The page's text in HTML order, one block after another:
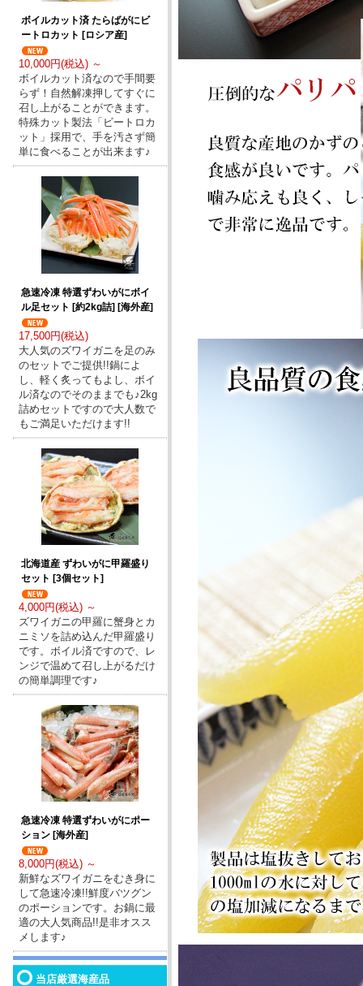
ボイルカット済 たらばがにビ
ートロカット [ロシア産]
10,000円(税込) ～
ボイルカット済なので手間要
らず！自然解凍押してすぐに
召し上がることができます。
特殊カット製法「ビートロカ
ット」採用で、手を汚さず簡
単に食べることが出来ます♪
急速冷凍 特選ずわいがにボイ
ル足セット [約2kg詰] [海外産]
17,500円(税込)
大人気のズワイガニを足のみ
のセットでご提供!!鍋によ
し、軽く炙ってもよし、ボイ
ル済なのでそのままでも♪2kg
詰めセットですので大人数で
もご満足いただけます!!
北海道産 ずわいがに甲羅盛り
セット [3個セット]
4,000円(税込) ～
ズワイガニの甲羅に蟹身とカ
ニミソを詰め込んだ甲羅盛り
です。ボイル済ですので、レ
ンジで温めて召し上がるだけ
の簡単調理です♪
急速冷凍 特選ずわいがにポー
ション [海外産]
8,000円(税込) ～
新鮮なズワイガニをむき身に
して急速冷凍!!鮮度バツグン
のポーションです。お鍋に最
適の大人気商品!!是非オスス
メします♪
当店厳選海産品